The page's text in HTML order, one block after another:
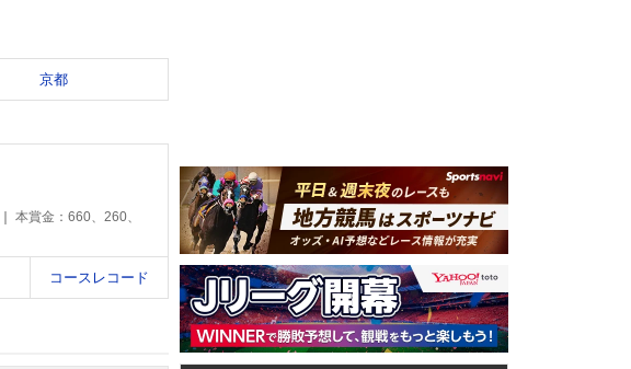
京都
本賞金：660、260、
コースレコード